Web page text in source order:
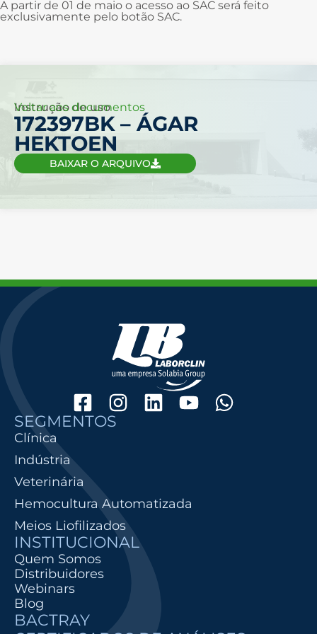
A partir de 01 de maio o acesso ao SAC será feito
exclusivamente pelo botão SAC.
Voltar aos documentos
Instrução de uso
172397BK – ÁGAR
HEKTOEN
BAIXAR O ARQUIVO
SEGMENTOS
Clínica
Indústria
Veterinária
Hemocultura Automatizada
Meios Liofilizados
INSTITUCIONAL
Quem Somos
Distribuidores
Webinars
Blog
BACTRAY